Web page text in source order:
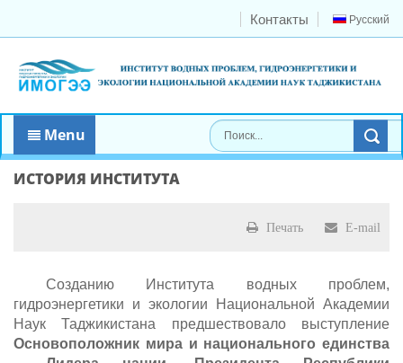
Русский
Контакты
Menu
ИСТОРИЯ ИНСТИТУТА
Печать E-mail
Созданию Института водных проблем,
гидроэнергетики и экологии Национальной Академии
Наук Таджикистана предшествовало выступление
Основоположник мира и национального единства